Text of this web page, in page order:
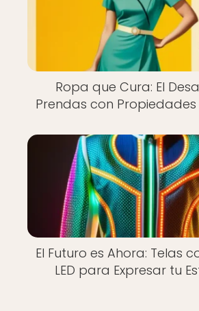
Ropa que Cura: El
Prendas con Propiedades
El Futuro es Ahora: Telas
LED para Expresar tu